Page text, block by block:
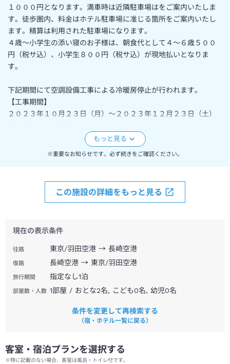
この施設の詳細をもっと見る
１０００円となります。満車時は近隣駐車場はをご案内いたしま
す。徒歩圏内、料金はホテル駐車場に准じる箇所をご案内いたし
ます。精算は利用された駐車場になります。
４歳～小学生の添い寝のお子様は、朝食代として４～６歳５００
円（税サ込）、小学生８００円（税サ込）が現地払いとなりま
す。
下記期間にて空調設備工事による冷暖房停止が行われます。
【工事期間】
２０２３年１０月２３日（月）～２０２３年１２月２３日（土）
空調設備工事を行うため、客室内の冷暖房の空調をご利用いただ
※重要なお知らせです。必ず続きをご確認ください。
現在の表示条件
往路 東京/羽田空港 → 長崎空港
復路 長崎空港 → 東京/羽田空港
部屋数・人数 1部屋 / おとな2名, こども0名, 幼児0名
旅行期間 指定なし1泊
条件を変更して再検索する
（宿・ホテル一覧に戻る）
客室・宿泊プランを選択する
※特に記載のない場合、客室は風呂・トイレ付です。